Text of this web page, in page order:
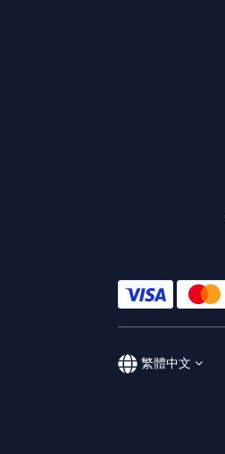
繁體中文